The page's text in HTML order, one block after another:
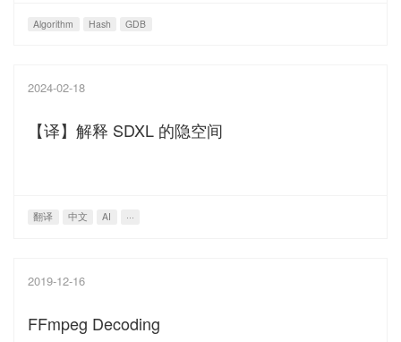
Algorithm Hash GDB
2024-02-18
【译】解释 SDXL 的隐空间
翻译 中文 AI ···
2019-12-16
FFmpeg Decoding